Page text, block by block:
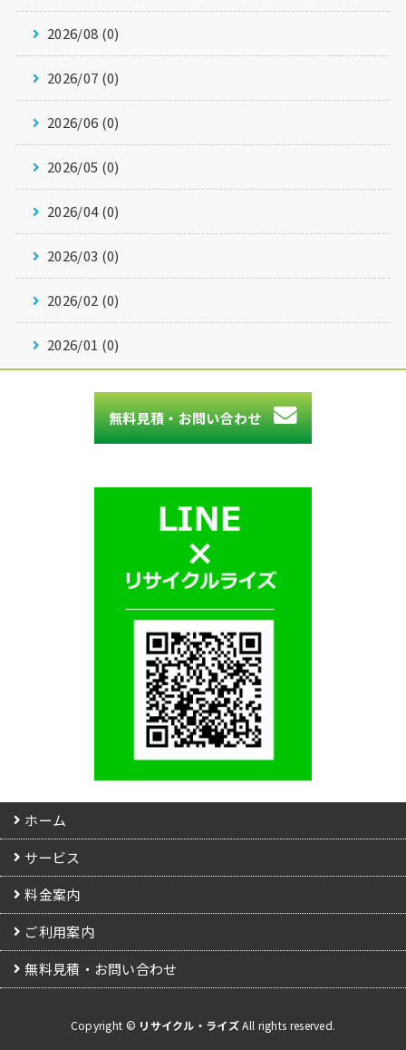
2026/08 (0)
2026/07 (0)
2026/06 (0)
2026/05 (0)
2026/04 (0)
2026/03 (0)
2026/02 (0)
2026/01 (0)
無料見積・お問い合わせ
ホーム
サービス
料金案内
ご利用案内
無料見積・お問い合わせ
Copyright © リサイクル・ライズAll rights reserved.